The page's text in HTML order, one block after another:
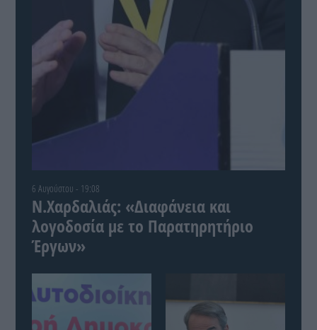
6 Αυγούστου - 19:08
Ν.Χαρδαλιάς: «Διαφάνεια και
λογοδοσία με το Παρατηρητήριο
Έργων»